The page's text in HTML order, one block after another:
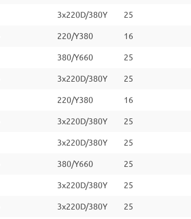
3x220D/380Y 25
220/Y380 16
380/Y660 25
3x220D/380Y 25
220/Y380 16
3x220D/380Y 25
3x220D/380Y 25
380/Y660 25
3x220D/380Y 25
3x220D/380Y 25